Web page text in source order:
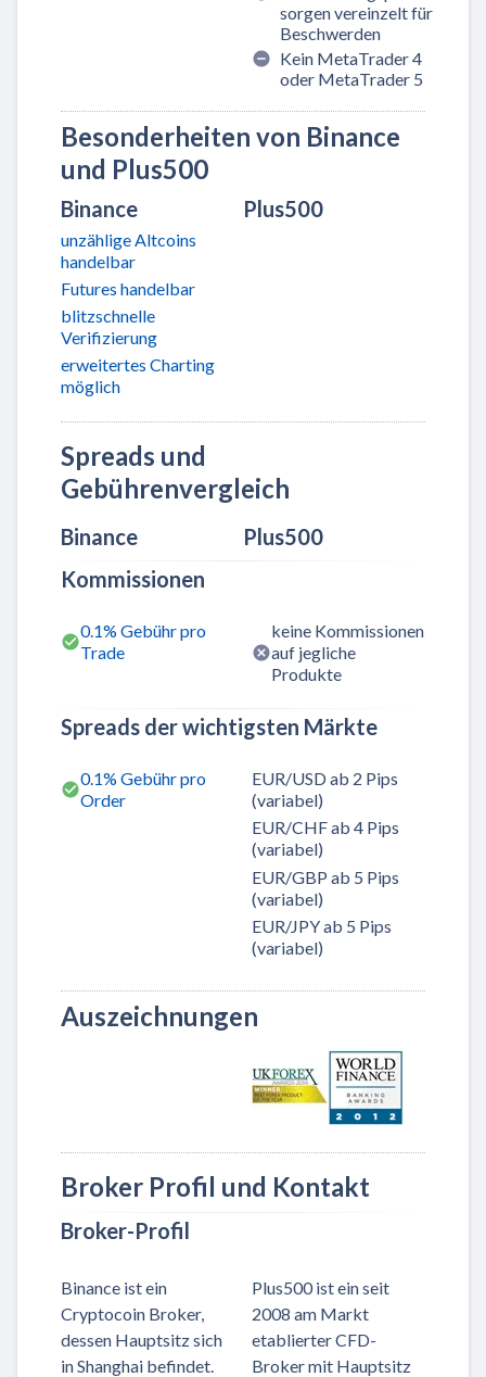
sorgen vereinzelt für
Beschwerden
Kein MetaTrader 4
oder MetaTrader 5
Besonderheiten von Binance
und Plus500
Binance Plus500
unzählige Altcoins
handelbar
Futures handelbar
blitzschnelle
Verifizierung
erweitertes Charting
möglich
Spreads und
Gebührenvergleich
Binance
Plus500
Kommissionen
0.1% Gebühr pro
Trade
keine Kommissionen
auf jegliche
Produkte
Spreads der wichtigsten Märkte
0.1% Gebühr pro
Order
EUR/USD ab 2 Pips
(variabel)
EUR/CHF ab 4 Pips
(variabel)
EUR/GBP ab 5 Pips
(variabel)
EUR/JPY ab 5 Pips
(variabel)
Auszeichnungen
Broker Profil und Kontakt
Broker-Profil
Binance ist ein
Cryptocoin Broker,
dessen Hauptsitz sich
in Shanghai befindet.
Plus500 ist ein seit
2008 am Markt
etablierter CFD-
Broker mit Hauptsitz